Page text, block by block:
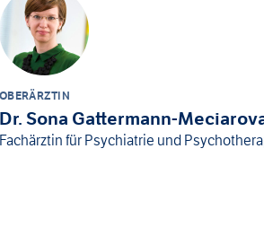
OBERÄRZTIN
Dr. Sona Gattermann-
Fachärztin für Psychiatrie und